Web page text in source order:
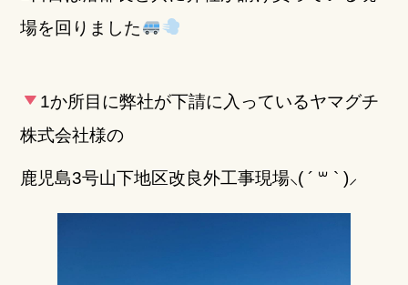
場を回りました
1か所目に弊社が下請に入っているヤマグチ
株式会社様の
鹿児島3号山下地区改良外工事現場⸜( ´ ꒳ ` )⸝